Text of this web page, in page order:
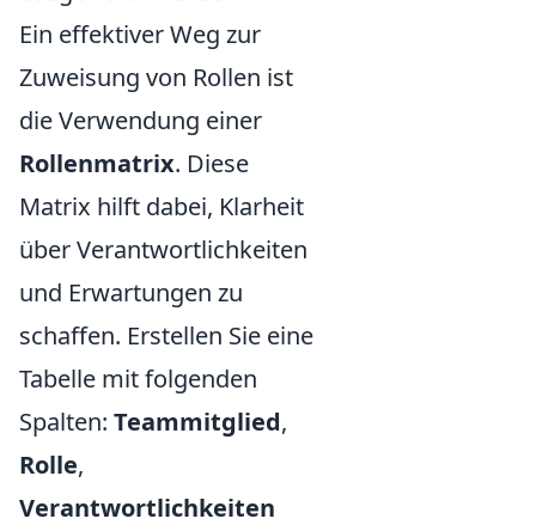
Ein effektiver Weg zur
Zuweisung von Rollen ist
die Verwendung einer
Rollenmatrix. Diese
Matrix hilft dabei, Klarheit
über Verantwortlichkeiten
und Erwartungen zu
schaffen. Erstellen Sie eine
Tabelle mit folgenden
Spalten: Teammitglied,
Rolle,
Verantwortlichkeiten